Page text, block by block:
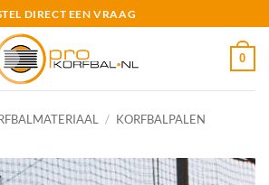
DIRECT EEN VRAAG
0
/ KORFBALPALEN